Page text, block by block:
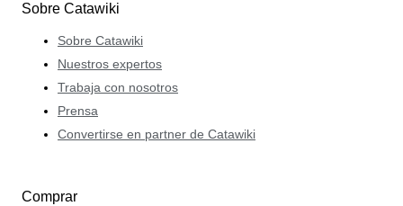
Sobre Catawiki
Sobre Catawiki
Nuestros expertos
Trabaja con nosotros
Prensa
Convertirse en partner de Catawiki
Comprar